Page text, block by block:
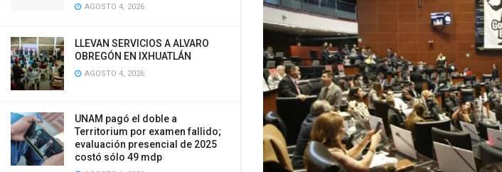
AGOSTO 4, 2026
LLEVAN SERVICIOS A ALVARO
OBREGÓN EN IXHUATLÁN
AGOSTO 4, 2026
UNAM pagó el doble a
Territorium por examen fallido;
evaluación presencial de 2025
costó sólo 49 mdp